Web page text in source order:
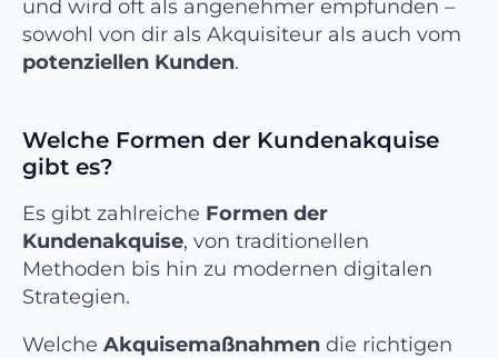
und wird oft als angenehmer empfunden –
sowohl von dir als Akquisiteur als auch vom
potenziellen Kunden.
Welche Formen der Kundenakquise
gibt es?
Es gibt zahlreiche Formen der
Kundenakquise, von traditionellen
Methoden bis hin zu modernen digitalen
Strategien.
Welche Akquisemaßnahmen die richtigen